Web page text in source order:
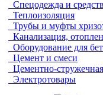
Спецодежда и
Теплоизоляция
Трубы и муфты
Канализация,
Оборудование для
Цемент и смеси
Цементно-
Электротовары